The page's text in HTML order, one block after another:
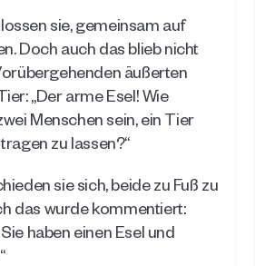
sie, gemeinsam auf
Doch auch das blieb nicht
äußerten
„Der arme Esel! Wie
Menschen sein, ein Tier
zu lassen?“
sie sich, beide zu Fuß zu
das wurde kommentiert:
haben einen Esel und